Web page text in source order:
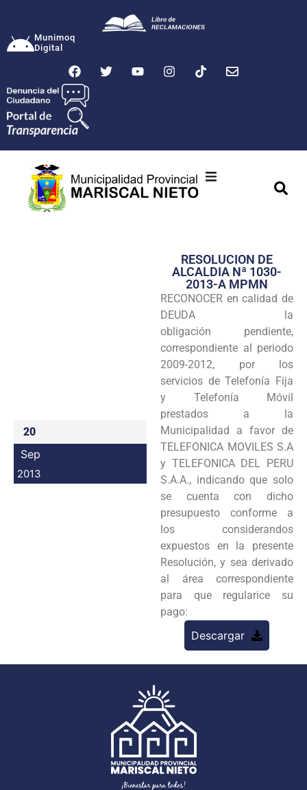
Munimoq
Digital
Transparencia
Seguridad
Intranet
20
Sep
2013
RESOLUCION DE
ALCALDIA Nª 1030-
2013-A MPMN
RECONOCER en calidad de
DEUDA la
obligación pendiente,
correspondiente al periodo
2009-2012, por los
servicios de Telefonía Fija
y Telefonía Móvil
prestados a la
Municipalidad a favor de
TELEFONICA MOVILES S.A
y TELEFONICA DEL PERU
S.A.A., indicando que solo
se cuenta con dicho
presupuesto conforme a
los considerandos
expuestos en la presente
Resolución, y sea derivado
al área correspondiente
para que regularice su
pago:
Descargar